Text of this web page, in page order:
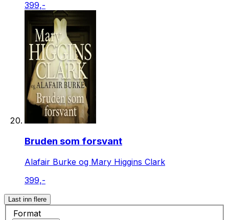
399,-
Bruden som forsvant
Alafair Burke og Mary Higgins Clark
399,-
Last inn flere
Format